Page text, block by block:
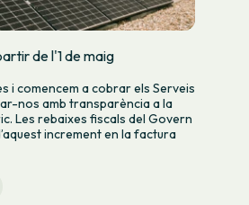
de l'1 de maig
i comencem a cobrar els Serveis
nos amb transparència a la
Les rebaixes fiscals del Govern
increment en la factura